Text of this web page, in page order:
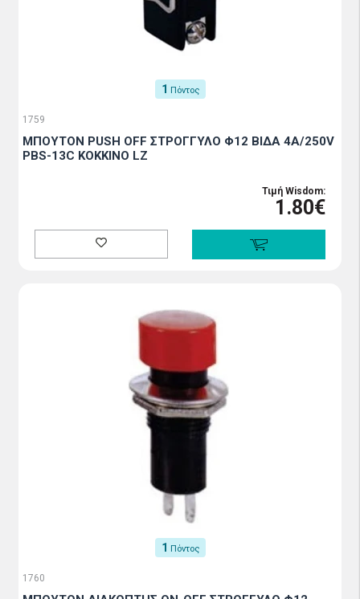
1 Πόντος
1759
ΜΠΟΥΤΟΝ PUSH OFF ΣΤΡΟΓΓΥΛΟ Φ12 ΒΙΔΑ 4A/250V
PBS-13C ΚΟΚΚΙΝΟ LZ
Τιμή Wisdom:
1.80€
1 Πόντος
1760